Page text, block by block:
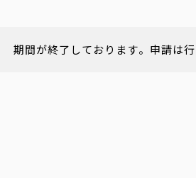
期間が終了しております。申請は行